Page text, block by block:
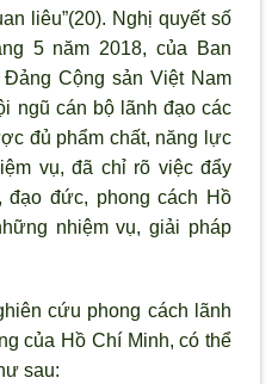
liêu”(20). Nghị quyết số
5 năm 2018, của Ban
Cộng sản Việt Nam
ngũ cán bộ lãnh đạo các
đủ phẩm chất, năng lực
vụ, đã chỉ rõ việc đẩy
đức, phong cách Hồ
nhiệm vụ, giải pháp
cứu phong cách lãnh
của Hồ Chí Minh, có thể
sau: